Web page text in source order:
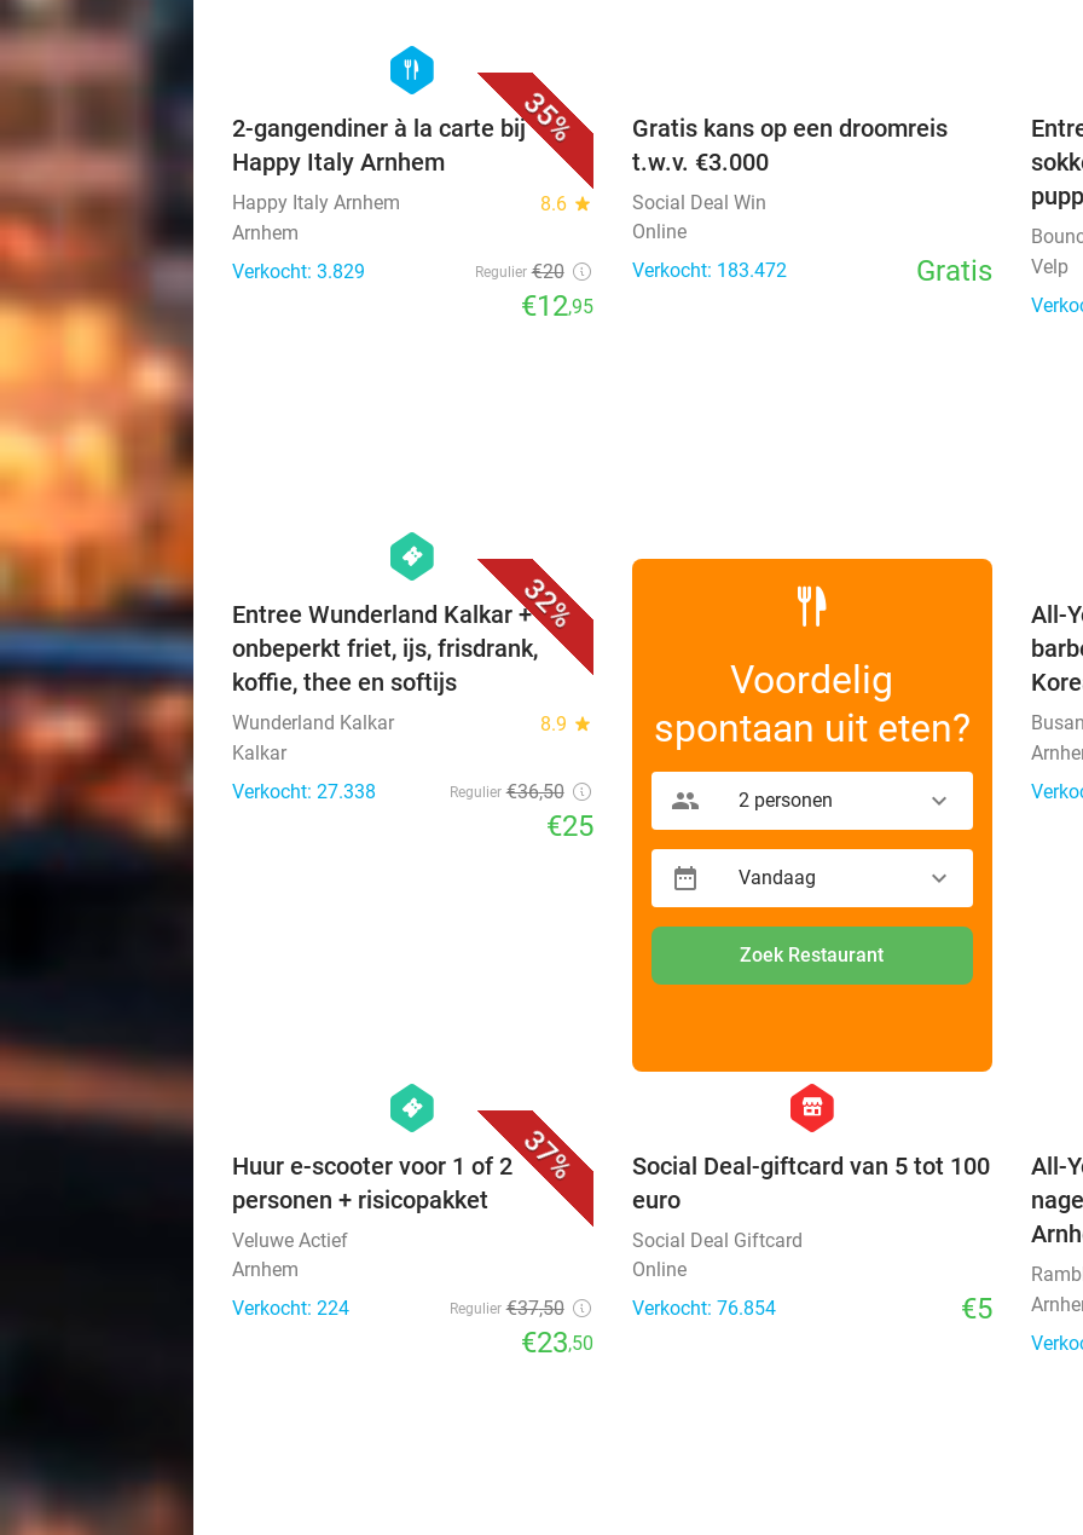
35%
hexagon
food
2-gangendiner à la carte bij
Happy Italy Arnhem
Happy Italy Arnhem 8.6 star
Arnhem
Verkocht: 3.829
Regulier €20
€12,95
Gratis kans op een droomreis
t.w.v. €3.000
Social Deal Win
Online
Verkocht: 183.472
Gratis
Velp
32%
hexagon
events
Entree Wunderland Kalkar +
onbeperkt friet, ijs, frisdrank,
koffie, thee en softijs
Wunderland Kalkar 8.9 star
Kalkar
Verkocht: 27.338
Regulier €36,50
€25
Voordelig
spontaan uit eten?
2 personen
Vandaag
Zoek Restaurant
All-
37%
hexagon
events
Huur e-scooter voor 1 of 2
personen + risicopakket
Veluwe Actief
Arnhem
Verkocht: 224
Regulier €37,50
€23,50
favorite_border
hexagon
store
Social Deal-giftcard van 5 tot 100
euro
Social Deal Giftcard
Online
Verkocht: 76.854
€5
All-